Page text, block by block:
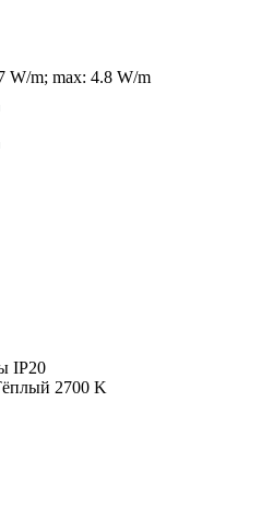
W/m; max: 4.8 W/m
IP20
2700 K